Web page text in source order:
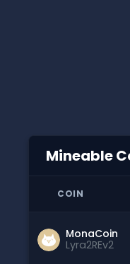
Mineable
COIN
MonaCoin
Lyra2REv2